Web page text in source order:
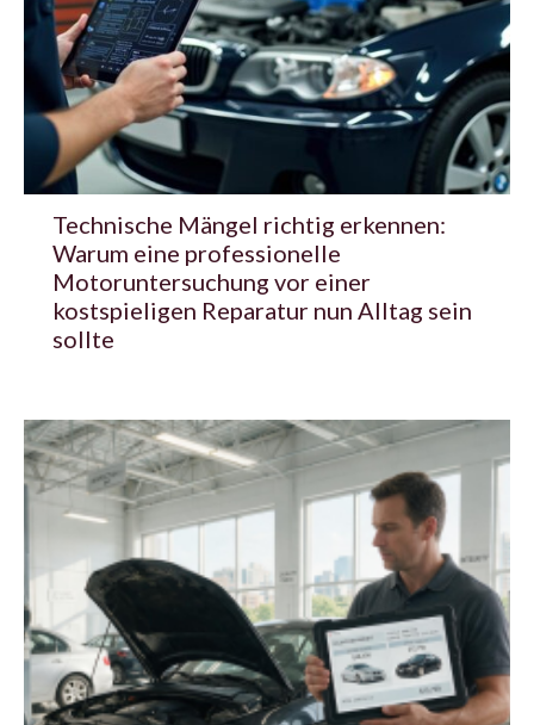
Technische Mängel richtig erkennen:
Warum eine professionelle
Motoruntersuchung vor einer
kostspieligen Reparatur nun Alltag sein
sollte